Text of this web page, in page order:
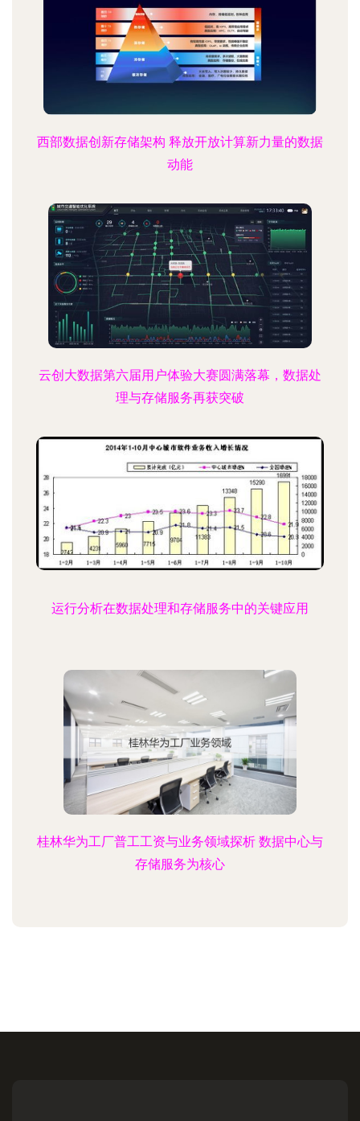
西部数据创新存储架构 释放开放计算新力量的数据
动能
云创大数据第六届用户体验大赛圆满落幕，数据处
理与存储服务再获突破
运行分析在数据处理和存储服务中的关键应用
桂林华为工厂普工工资与业务领域探析 数据中心与
存储服务为核心